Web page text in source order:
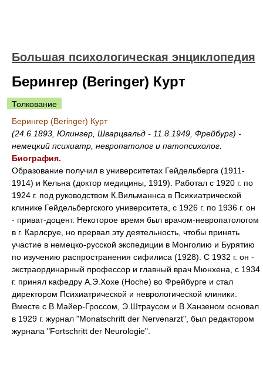
Большая психологическая энциклопедия
Берингер (Beringer) Курт
Толкование
Берингер (Beringer) Курт
(24.6.1893, Юлингер, Шварцвальд - 11.8.1949, Фрейбург) -
немецкий психиатр, невропатолог и патопсихолог.
Биография.
Образование получил в университетах Гейдельберга (1911-
1914) и Кельна (доктор медицины, 1919). Работал с 1920 г. по
1924 г. под руководством К.Вильманнса в Психиатрической
клинике Гейдельбергского университета, с 1926 г. по 1936 г. он
- приват-доцент. Некоторое время был врачом-невропатологом
в г. Карлсруе, но прервал эту деятельность, чтобы принять
участие в немецко-русской экспедиции в Монголию и Бурятию
по изучению распространения сифилиса (1928). С 1932 г. он -
экстраординарный профессор и главный врач Мюнхена, с 1934
г. принял кафедру А.Э.Хохе (Hoche) во Фрейбурге и стал
директором Психиатрической и неврологической клиники.
Вместе с В.Майер-Гроссом, Э.Штраусом и В.Ханзеном основал
в 1929 г. журнал "Monatschrift der Nervenarzt", был редактором
журнала "Fortschritt der Neurologie".